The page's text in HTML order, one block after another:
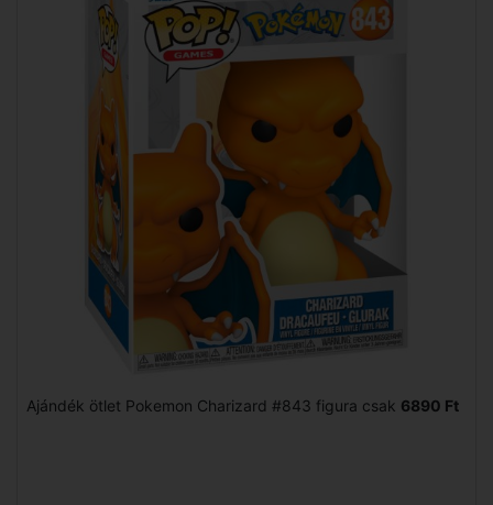
Ajándék ötlet Pokemon Charizard #843 figura csak 6890 Ft